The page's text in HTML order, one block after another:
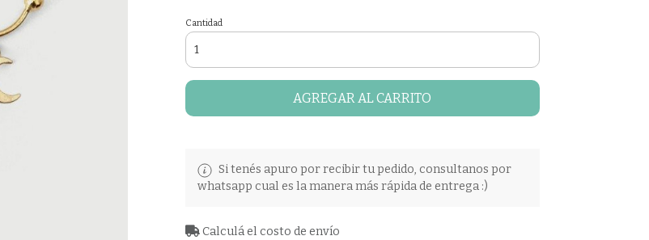
Cantidad
AGREGAR AL CARRITO
Si tenés apuro por recibir tu pedido, consultanos por
whatsapp cual es la manera más rápida de entrega :)
Calculá el costo de envío